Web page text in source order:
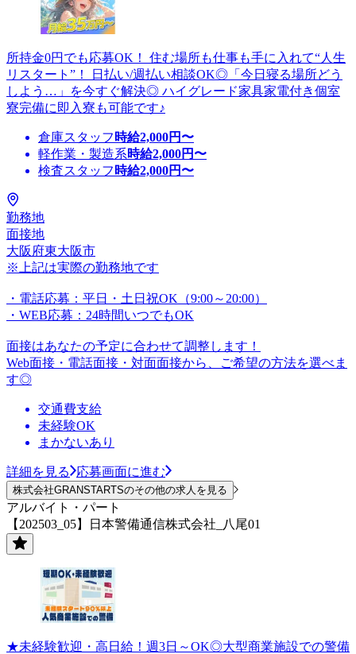
所持金0円でも応募OK！ 住む場所も仕事も手に入れて“人生
リスタート”！ 日払い/週払い相談OK◎「今日寝る場所どう
しよう…」を今すぐ解決◎ ハイグレード家具家電付き個室
寮完備に即入寮も可能です♪
倉庫スタッフ 時給2,000円〜
軽作業・製造系時給2,000円〜
検査スタッフ 時給2,000円〜
勤務地
面接地
大阪府東大阪市
※上記は実際の勤務地です
・電話応募：平日・土日祝OK（9:00～20:00）
・WEB応募：24時間いつでもOK
面接はあなたの予定に合わせて調整します！
Web面接・電話面接・対面面接から、ご希望の方法を選べま
す◎
交通費支給
未経験OK
まかないあり
詳細を見る 応募画面に進む
株式会社GRANSTARTSのその他の求人を見る
アルバイト・パート
【202503_05】日本警備通信株式会社_八尾01
★未経験歓迎・高日給！週3日～OK◎大型商業施設での警備